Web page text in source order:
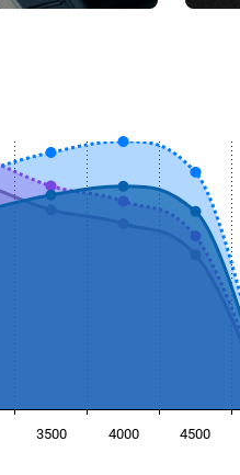
3500 4000 4500